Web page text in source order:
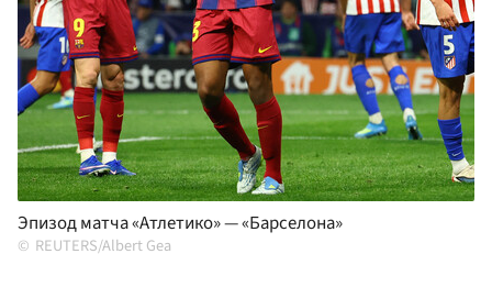
Эпизод матча «Атлетико» — «Барселона»
REUTERS/Albert Gea